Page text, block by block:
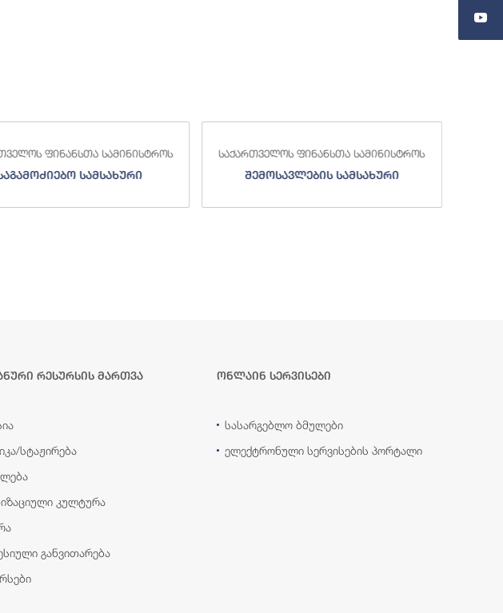
ფინანსთა სამინისტროს
სამსახური
საქართველოს ფინანსთა სამინისტროს
შემოსავლების სამსახური
რესურსის მართვა
სტაჟირება
კულტურა
განვითარება
ონლაინ სერვისები
სასარგებლო ბმულები
ელექტრონული სერვისების პორტალი